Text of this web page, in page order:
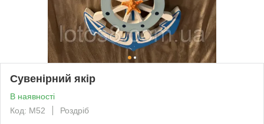
Сувенірний якір
В наявності
Код: М52
Роздріб